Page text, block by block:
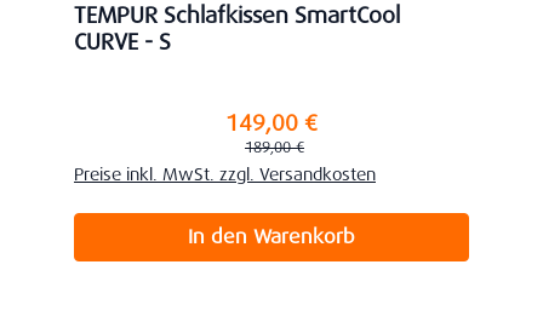
TEMPUR Schlafkissen SmartCool
CURVE - S
149,00 €
Regulärer Preis:
189,00 €
Preise inkl. MwSt. zzgl. Versandkosten
In den Warenkorb